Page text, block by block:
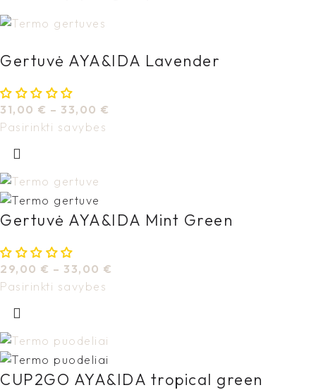
Gertuvė AYA&IDA Lavender
31,00 € – 33,00 €
Pasirinkti savybes
Gertuvė AYA&IDA Mint Green
29,00 € – 33,00 €
Pasirinkti savybes
CUP2GO AYA&IDA tropical green